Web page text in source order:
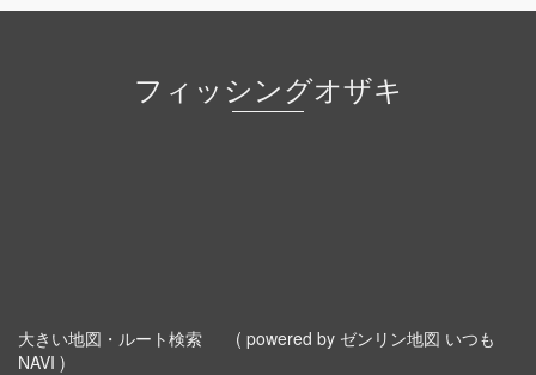
フィッシングオザキ
大きい地図・ルート検索
( powered by ゼンリン地図 いつも
NAVI )